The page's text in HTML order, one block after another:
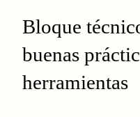
Bloque
buenas
herramientas